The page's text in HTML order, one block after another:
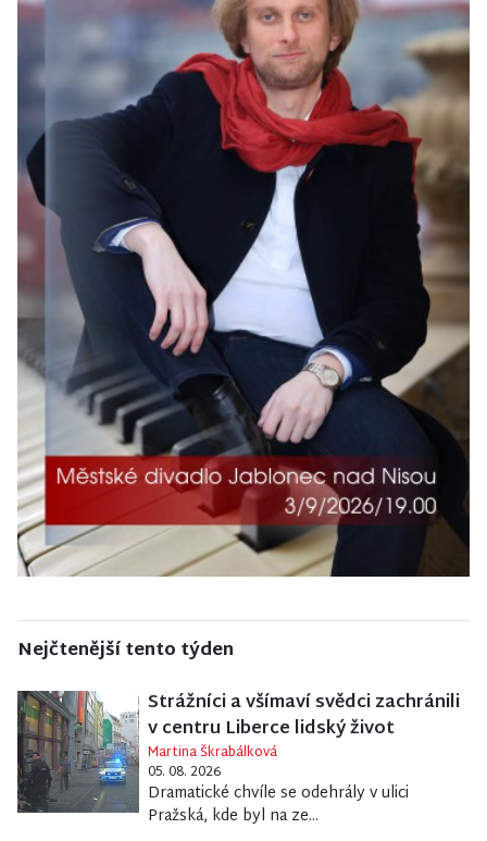
Nejčtenější tento týden
Strážníci a všímaví svědci zachránili
v centru Liberce lidský život
Martina Škrabálková
05. 08. 2026
Dramatické chvíle se odehrály v ulici
Pražská, kde byl na ze...